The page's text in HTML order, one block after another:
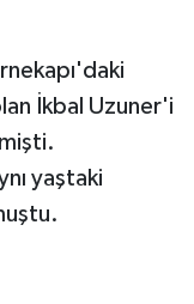
İkbal Uzuner'i
yaştaki